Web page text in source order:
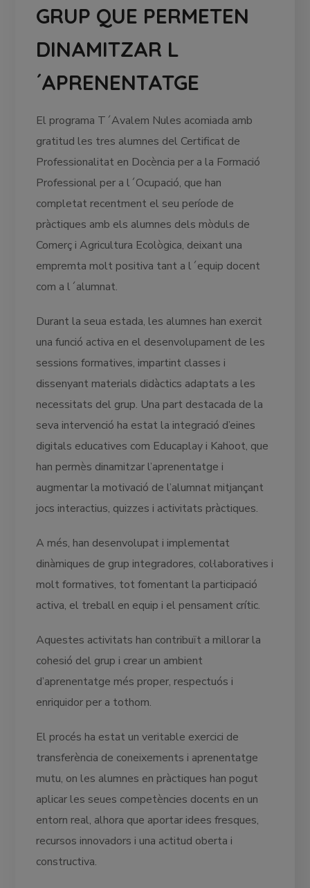
GRUP QUE PERMETEN
DINAMITZAR L
´APRENENTATGE
El programa T´Avalem Nules acomiada amb
gratitud les tres alumnes del Certificat de
Professionalitat en Docència per a la Formació
Professional per a l´Ocupació, que han
completat recentment el seu període de
pràctiques amb els alumnes dels mòduls de
Comerç i Agricultura Ecològica, deixant una
empremta molt positiva tant a l´equip docent
com a l´alumnat.
Durant la seua estada, les alumnes han exercit
una funció activa en el desenvolupament de les
sessions formatives, impartint classes i
dissenyant materials didàctics adaptats a les
necessitats del grup. Una part destacada de la
seva intervenció ha estat la integració d’eines
digitals educatives com Educaplay i Kahoot, que
han permès dinamitzar l’aprenentatge i
augmentar la motivació de l’alumnat mitjançant
jocs interactius, quizzes i activitats pràctiques.
A més, han desenvolupat i implementat
dinàmiques de grup integradores, col·laboratives i
molt formatives, tot fomentant la participació
activa, el treball en equip i el pensament crític.
Aquestes activitats han contribuït a millorar la
cohesió del grup i crear un ambient
d’aprenentatge més proper, respectuós i
enriquidor per a tothom.
El procés ha estat un veritable exercici de
transferència de coneixements i aprenentatge
mutu, on les alumnes en pràctiques han pogut
aplicar les seues competències docents en un
entorn real, alhora que aportar idees fresques,
recursos innovadors i una actitud oberta i
constructiva.